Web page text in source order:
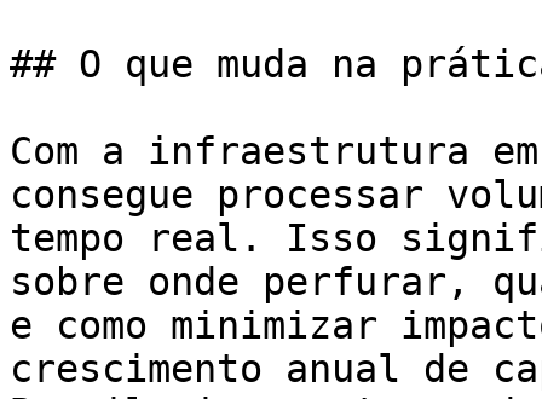
## O que muda na
Com a infraestrutura
consegue processar
tempo real. Isso
sobre onde perfurar,
e como minimizar
crescimento anual de